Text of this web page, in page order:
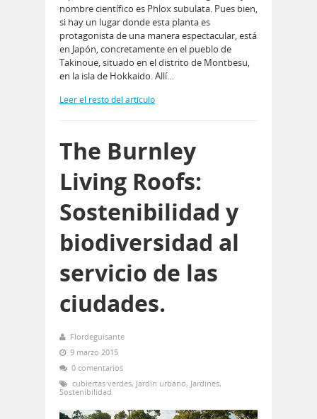
nombre científico es Phlox subulata. Pues bien,
si hay un lugar donde esta planta es
protagonista de una manera espectacular, está
en Japón, concretamente en el pueblo de
Takinoue, situado en el distrito de Montbesu,
en la isla de Hokkaido. Allí…
Leer el resto del artículo
The Burnley
Living Roofs:
Sostenibilidad y
biodiversidad al
servicio de las
ciudades.
Flordeguisante
9 marzo 2015
0 comentarios
cubiertas verdes, Jardín urbano, Jardines,
Sostenibilidad